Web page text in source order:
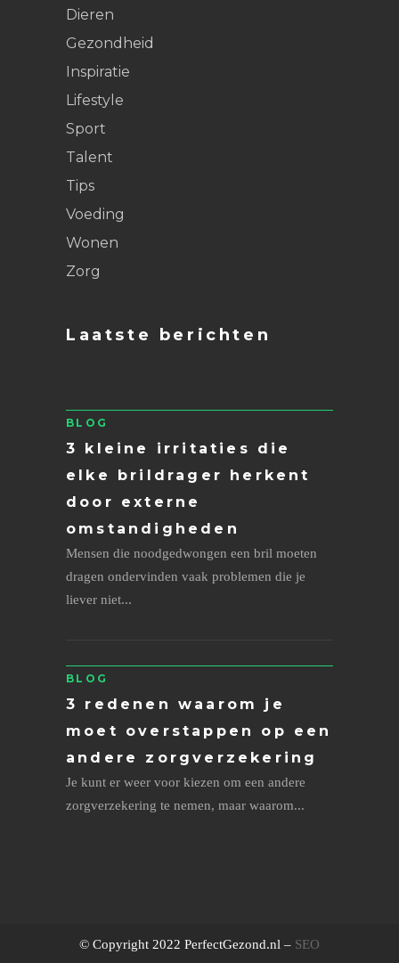
Dieren
Gezondheid
Inspiratie
Lifestyle
Sport
Talent
Tips
Voeding
Wonen
Zorg
Laatste berichten
BLOG
3 kleine irritaties die
elke brildrager herkent
door externe
omstandigheden
Mensen die noodgedwongen een bril moeten
dragen ondervinden vaak problemen die je
liever niet...
BLOG
3 redenen waarom je
moet overstappen op een
andere zorgverzekering
Je kunt er weer voor kiezen om een andere
zorgverzekering te nemen, maar waarom...
© Copyright 2022 PerfectGezond.nl – SEO